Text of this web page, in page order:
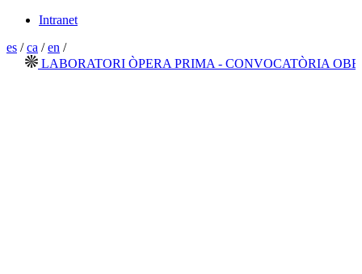
Intranet
es /ca /en /
LABORATORI ÒPERA PRIMA - CONVOCATÒRIA